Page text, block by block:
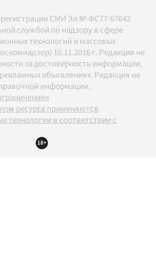
СМИ Эл № ФС77-67642
службой по надзору в сфере
технологий и массовых
10.11.2016 г. Редакция не
за достоверность информации,
объявлениях. Редакция не
информации.
ресурсе применяются
технологии в соответствии с
18+